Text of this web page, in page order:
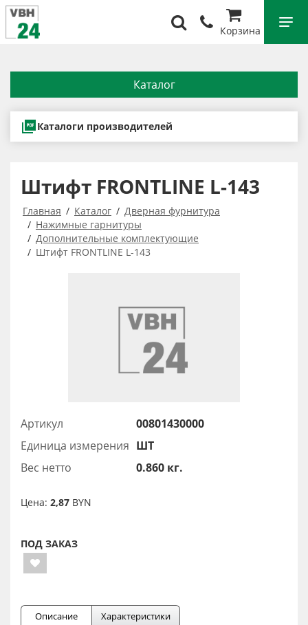
Корзина
Каталог
Каталоги производителей
Штифт FRONTLINE L-143
Главная Каталог
Дверная фурнитура
Нажимные гарнитуры
Дополнительные комплектующие
Штифт FRONTLINE L-143
Артикул
00801430000
Единица измерения ШТ
Вес нетто
0.860 кг.
Цена: 2,87 BYN
ПОД ЗАКАЗ
Описание Характеристики